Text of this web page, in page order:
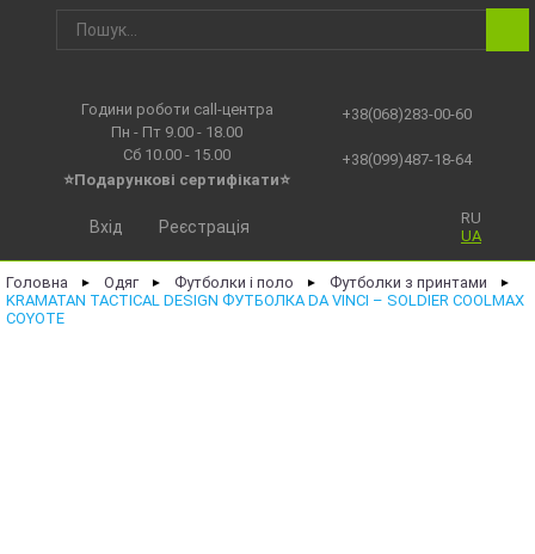
Години роботи call-центра
Пн - Пт 9.00 - 18.00
Сб 10.00 - 15.00
⭐Подарункові сертифікати⭐
+38(068)283-00-60
+38(099)487-18-64
RU
UA
Вхід Реєстрація
Головна ► Одяг ► Футболки і поло ► Футболки з принтами ►
KRAMATAN TACTICAL DESIGN ФУТБОЛКА DA VINCI – SOLDIER COOLMAX
COYOTE